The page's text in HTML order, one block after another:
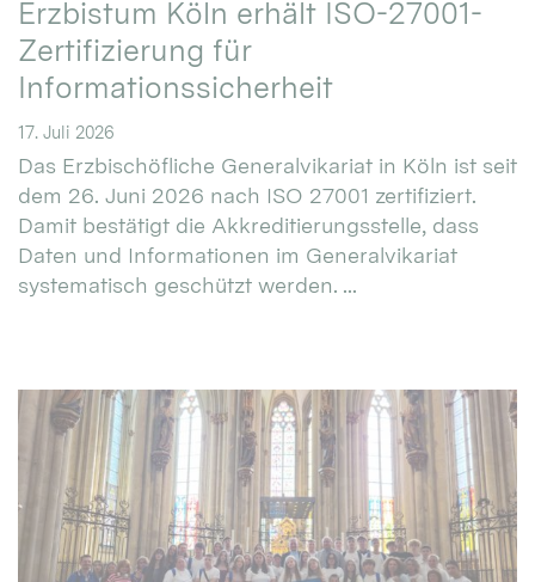
Erzbistum Köln erhält ISO-27001-
Zertifizierung für
Informationssicherheit
17. Juli 2026
Das Erzbischöfliche Generalvikariat in Köln ist seit
dem 26. Juni 2026 nach ISO 27001 zertifiziert.
Damit bestätigt die Akkreditierungsstelle, dass
Daten und Informationen im Generalvikariat
systematisch geschützt werden. ...